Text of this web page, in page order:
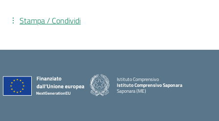
Stampa / Condividi
Istituto Comprensivo
Istituto Comprensivo Saponara
Saponara (ME)